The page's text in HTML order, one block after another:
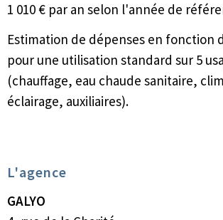
1 010 € par an selon l'année de
Estimation de dépenses en fonction
pour une utilisation standard sur 5
(chauffage, eau chaude sanitaire,
éclairage, auxiliaires).
L'agence
GALYO